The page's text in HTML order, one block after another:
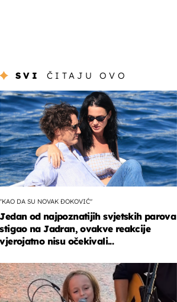
SVI ČITAJU OVO
"KAO DA SU NOVAK ĐOKOVIĆ"
Jedan od najpoznatijih svjetskih parova
stigao na Jadran, ovakve reakcije
vjerojatno nisu očekivali...